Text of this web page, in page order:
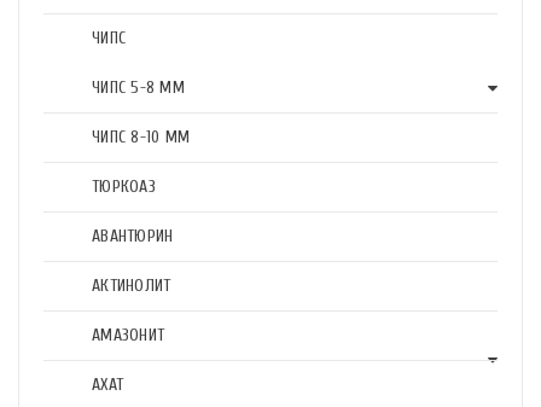
ЧИПС
ЧИПС 5-8 ММ
ЧИПС 8-10 ММ
ТЮРКОАЗ
АВАНТЮРИН
АКТИНОЛИТ
АМАЗОНИТ
АХАТ